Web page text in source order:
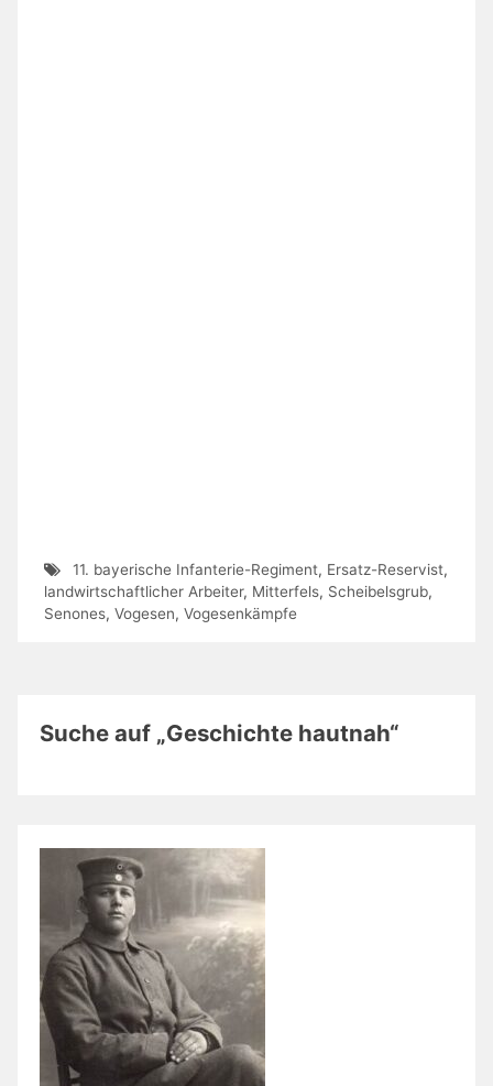
11. bayerische Infanterie-Regiment, Ersatz-Reservist,
landwirtschaftlicher Arbeiter, Mitterfels, Scheibelsgrub,
Senones, Vogesen, Vogesenkämpfe
Suche auf „Geschichte hautnah“